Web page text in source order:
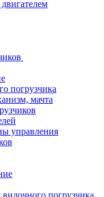
погрузчика
мачта
управления
погрузчика